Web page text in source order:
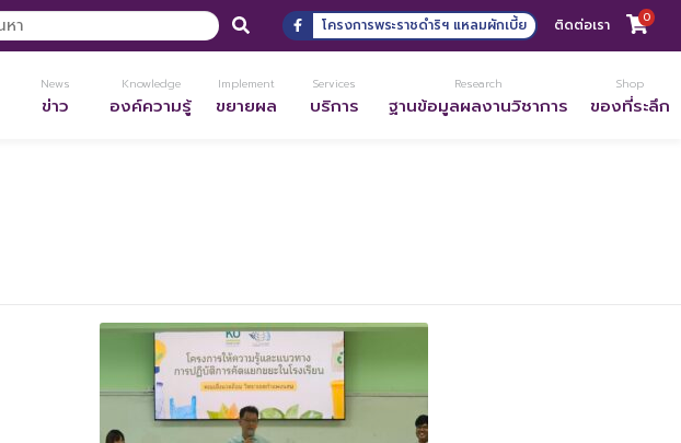
โครงการพระราชดำริฯ แหลมผักเบี้ย ติดต่อเรา 0
News
ข่าว
Knowledge
องค์ความรู้
Implement
ขยายผล
Services
บริการ
Research
ฐานข้อมูลผลงานวิชาการ
Shop
ของที่ระลึก